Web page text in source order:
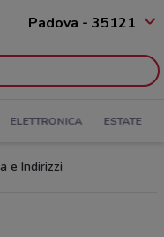
Padova - 35121
ELETTRONICA ESTATE
e Indirizzi